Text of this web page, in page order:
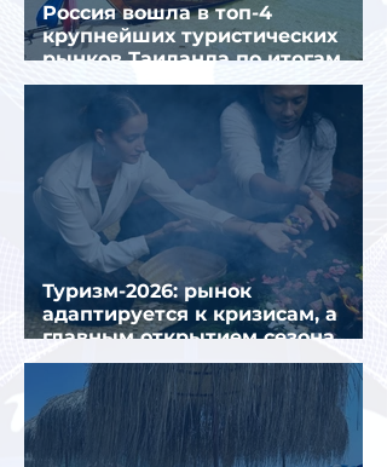
Россия вошла в топ-4
крупнейших туристических
рынков Таиланда по итогам
семи месяцев 2026 года
Туризм-2026: рынок
адаптируется к кризисам, а
главным открытием сезона
стал Вьетнам